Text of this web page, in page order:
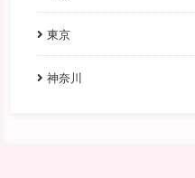
東京
神奈川